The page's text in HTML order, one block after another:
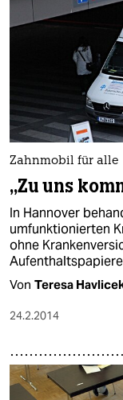
Zahnmobil für alle
„Zu uns
In Hannover
umfunktionierten
ohne
Von Teresa
24.2.2014